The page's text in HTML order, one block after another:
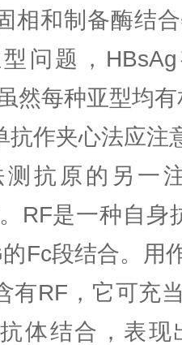
相和制备酶结
问题，
然每种亚型均
抗作夹心法应注
抗原的另一
。RF是一种自
Fc段结合。用
有RF，它可充
体结合，表现